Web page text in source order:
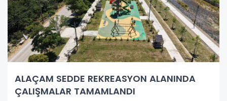
ALAÇAM SEDDE REKREASYON ALANINDA
ÇALIŞMALAR TAMAMLANDI